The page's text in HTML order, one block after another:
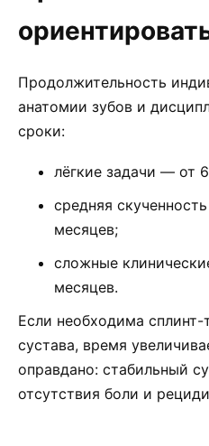
Продолжительность
анатомии зубов и
сроки:
лёгкие задачи — от
средняя
месяцев;
сложные
месяцев.
Если необходима сплинт-
сустава, время
оправдано: стабильный
отсутствия боли и